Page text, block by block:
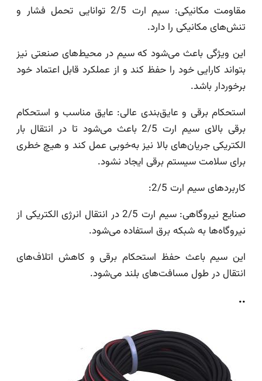
مقاومت مکانیکی: سیم ارت 2/5 توانایی تحمل فشار و
تنش‌های مکانیکی را دارد.
این ویژگی باعث می‌شود که سیم در محیط‌های صنعتی نیز
بتواند کارایی خود را حفظ کند و از عملکرد قابل اعتماد خود
برخوردار باشد.
استحکام برقی و عایق‌بندی عالی: عایق مناسب و استحکام
برقی بالای سیم ارت 2/5 باعث می‌شود تا در انتقال بار
الکتریکی جریان‌های بالا نیز به‌خوبی عمل کند و هیچ خطری
برای سلامت سیستم برقی ایجاد نشود.
کاربردهای سیم ارت 2/5:
صنایع نیروگاهی: سیم ارت 2/5 در انتقال انرژی الکتریکی از
نیروگاه‌ها به شبکه برق استفاده می‌شود.
این سیم باعث حفظ استحکام برقی و کاهش اتلاف‌های
انتقال در طول مسافت‌های بلند می‌شود.
..